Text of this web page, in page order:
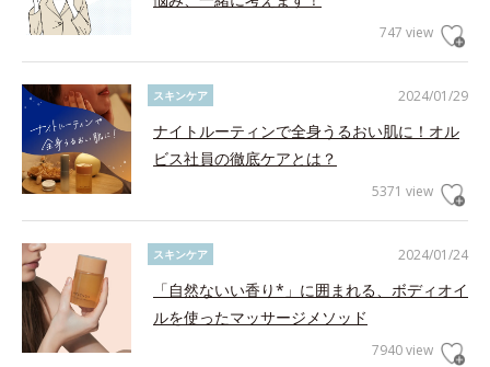
747 view
2024/01/29
スキンケア
ナイトルーティンで全身うるおい肌に！オル
ビス社員の徹底ケアとは？
5371 view
2024/01/24
スキンケア
「自然ないい香り*」に囲まれる、ボディオイ
ルを使ったマッサージメソッド
7940 view